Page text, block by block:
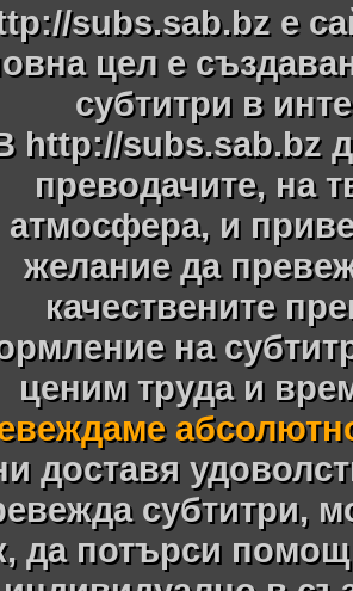
subs.sab.bz е
цел е
субтитри в
http://subs.sab.bz
преводачите, на
атмосфера, и
желание да
качествените
на
ценим труда и
доставя
субтитри,
да потърси